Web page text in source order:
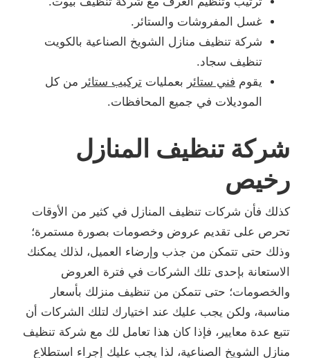
غسل المفروشات والستائر.
شركة تنظيف منازل الشويخ الصناعية بالكويت
تنظيف سجاد.
يقوم فني ستائر بعمليات تركيب ستائر من كل
الموديلات في جميع المحافظات.
شركة تنظيف المنازل
رخيص
كذلك فأن شركات تنظيف المنازل في كثير من الأوقات
تحرص على تقديم عروض وخصومات بصورة مستمرة؛
وذلك حتى تتمكن من جذب وإرضاء العميل، لذلك يمكنك
الاستعانة بإحدى تلك الشركات في فترة العروض
والخصومات؛ حتى تتمكن من تنظيف منزلك بأسعار
مناسبة، ولكن يجب عليك عند اختيارك لتلك الشركات أن
تتبع عدة معايير، فإذا كان هذا تعامل لك مع شركة تنظيف
منازل الشويخ الصناعية، لذا يجب عليك إجراء استطلاع